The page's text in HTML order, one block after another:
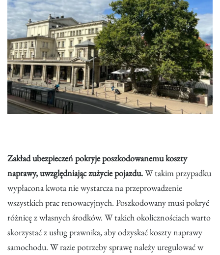
Zakład ubezpieczeń pokryje poszkodowanemu koszty
naprawy, uwzględniając zużycie pojazdu.W takim przypadku
wypłacona kwota nie wystarcza na przeprowadzenie
wszystkich prac renowacyjnych. Poszkodowany musi pokryć
różnicę z własnych środków. W takich okolicznościach warto
skorzystać z usług prawnika, aby odzyskać koszty naprawy
samochodu. W razie potrzeby sprawę należy uregulować w